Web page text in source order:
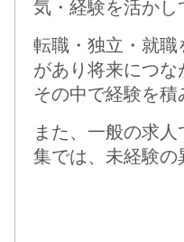
気・経験を活か
転職・独立・就
があり将来につ
その中で経験を
また、一般の求
集では、未経験